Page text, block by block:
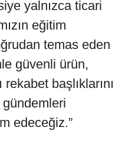
yalnızca ticari
eğitim
temas eden
güvenli ürün,
rekabet başlıklarını
edeceğiz.”